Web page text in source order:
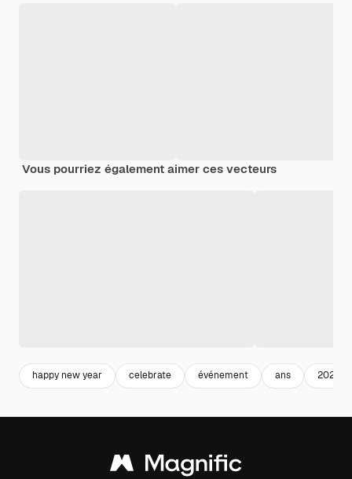
Vous pourriez également aimer ces vecteurs
happy new year celebrate événement ans 2022